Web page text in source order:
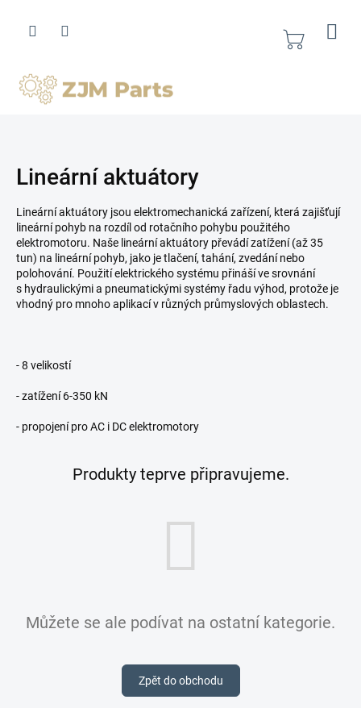
obsah
Nákupní
Lineární aktuátory
Lineární aktuátory jsou elektromechanická zařízení, která zajišťují
lineární pohyb na rozdíl od rotačního pohybu použitého
elektromotoru. Naše lineární aktuátory převádí zatížení (až 35
tun) na lineární pohyb, jako je tlačení, tahání, zvedání nebo
polohování. Použití elektrického systému přináší ve srovnání
s hydraulickými a pneumatickými systémy řadu výhod, protože je
vhodný pro mnoho aplikací v různých průmyslových oblastech.
- 8 velikostí
- zatížení 6-350 kN
- propojení pro AC i DC elektromotory
Produkty teprve připravujeme.
Můžete se ale podívat na ostatní kategorie.
Zpět do obchodu